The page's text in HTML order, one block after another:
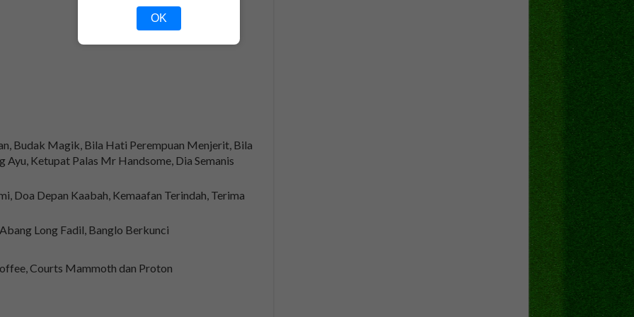
Budak Magik, Bila Hati Perempuan Menjerit, Bila
Ayu, Ketupat Palas Mr Handsome, Dia Semanis
Doa Depan Kaabah, Kemaafan Terindah, Terima
Long Fadil, Banglo Berkunci
Courts Mammoth dan Proton
OK